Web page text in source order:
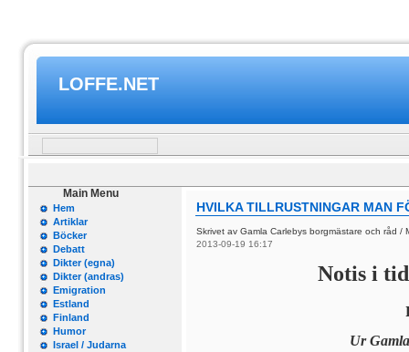
LOFFE.NET
Main Menu
Hem
Artiklar
Böcker
Debatt
Dikter (egna)
Dikter (andras)
Emigration
Estland
Finland
Humor
Israel / Judarna
HVILKA TILLRUSTNINGAR MAN
Skrivet av Gamla Carlebys borgmästare och råd /
2013-09-19 16:17
Notis i
Ur